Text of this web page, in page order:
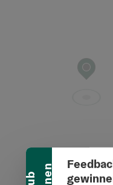
Banner einklappen